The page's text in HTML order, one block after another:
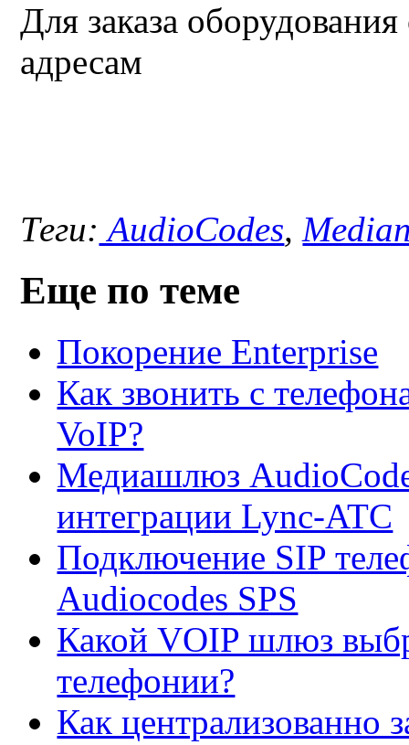
Для заказа
адресам
Теги: AudioCodes,
Еще по теме
Покорение Enterprise
Как звонить с
VoIP?
Медиашлюз
интеграции Lync-ATC
Подключение SIP
Audiocodes SPS
Какой VOIP шлюз
телефонии?
Как централизованно